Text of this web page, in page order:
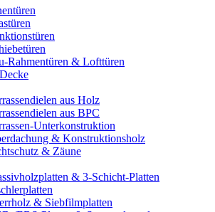
Rahmentüren & Lofttüren
aus Holz
aus BPC
Unterkonstruktion
& Konstruktionsholz
& Zäune
& 3-Schicht-Platten
& Siebfilmplatten